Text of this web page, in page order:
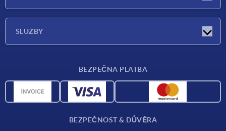
SLUŽBY
CAD data
BEZPEČNÁ PLATBA
BEZPEČNOST & DŮVĚRA